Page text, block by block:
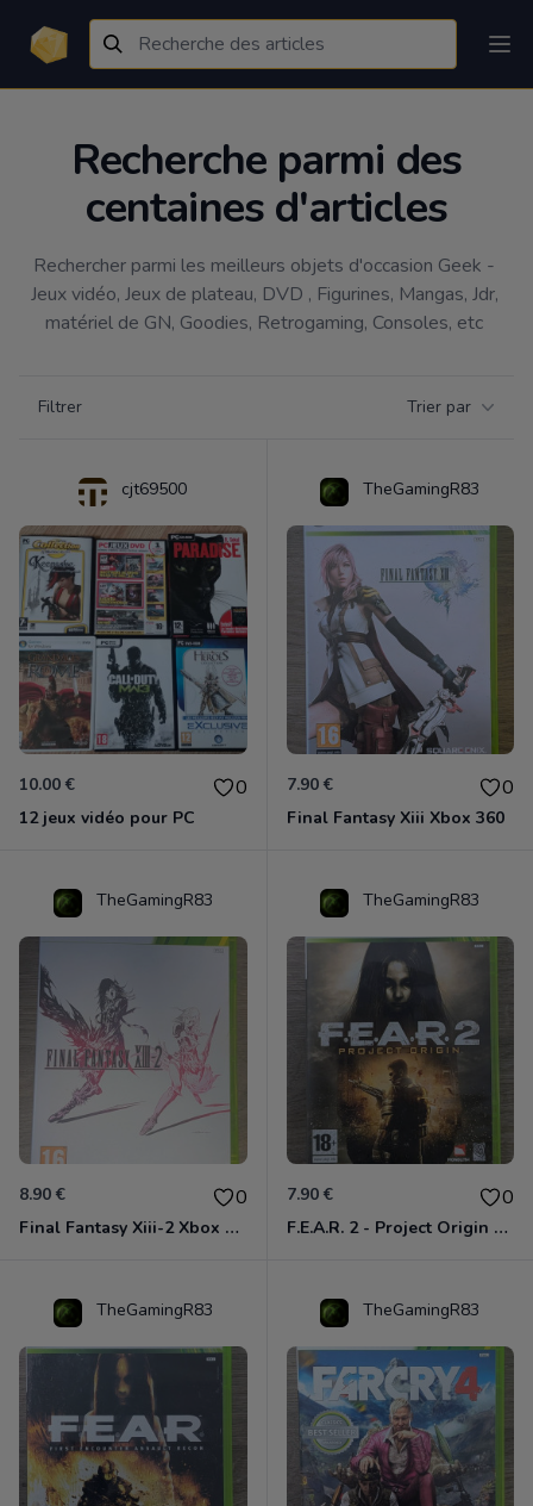
Recherche parmi des
centaines d'articles
Rechercher parmi les meilleurs objets d'occasion Geek -
Jeux vidéo, Jeux de plateau, DVD , Figurines, Mangas, Jdr,
matériel de GN, Goodies, Retrogaming, Consoles, etc
Filtrer Trier par
cjt69500
10.00 € 0
12 jeux vidéo pour PC
TheGamingR83
7.90 € 0
Final Fantasy Xiii Xbox 360
TheGamingR83
8.90 € 0
Final Fantasy Xiii-2 Xbox 360
TheGamingR83
7.90 € 0
F.E.A.R. 2 - Project Origin Xbox 360
TheGamingR83 TheGamingR83